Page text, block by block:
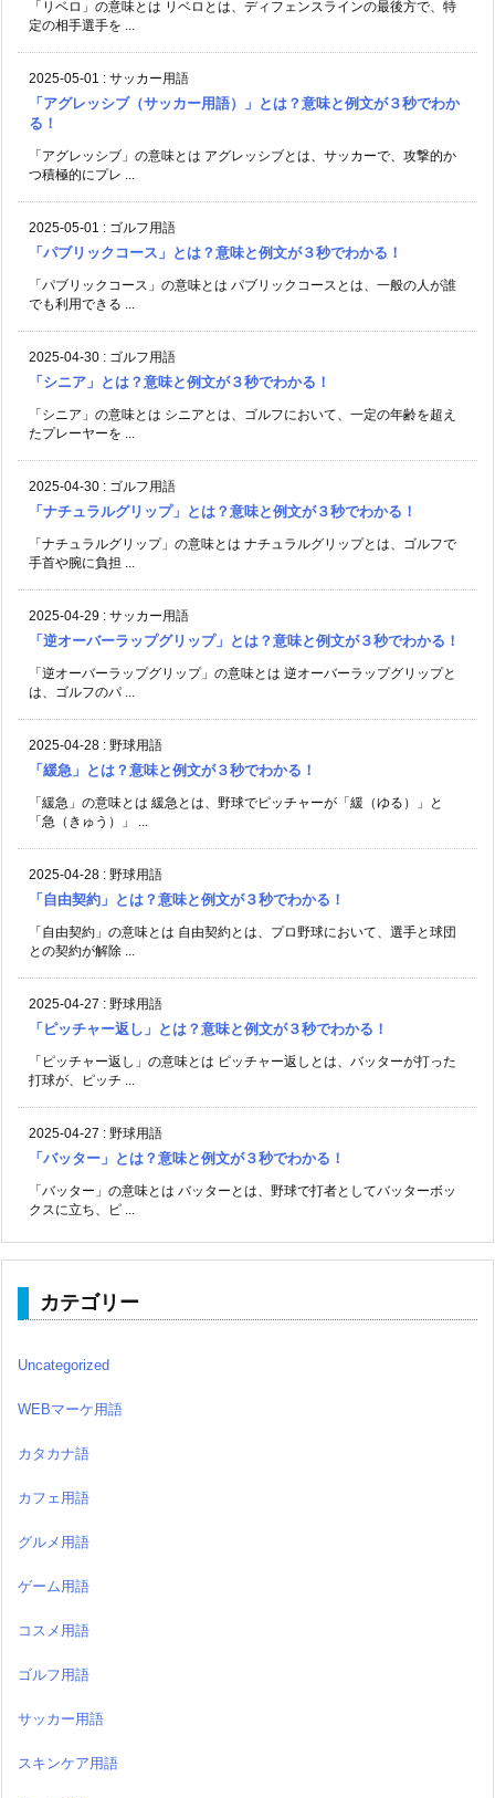
「リベロ」の意味とは リベロとは、ディフェンスラインの最後方で、特
定の相手選手を ...
2025-05-01 : サッカー用語
「アグレッシブ（サッカー用語）」とは？意味と例文が３秒でわか
る！
「アグレッシブ」の意味とは アグレッシブとは、サッカーで、攻撃的か
つ積極的にプレ ...
2025-05-01 : ゴルフ用語
「パブリックコース」とは？意味と例文が３秒でわかる！
「パブリックコース」の意味とは パブリックコースとは、一般の人が誰
でも利用できる ...
2025-04-30 : ゴルフ用語
「シニア」とは？意味と例文が３秒でわかる！
「シニア」の意味とは シニアとは、ゴルフにおいて、一定の年齢を超え
たプレーヤーを ...
2025-04-30 : ゴルフ用語
「ナチュラルグリップ」とは？意味と例文が３秒でわかる！
「ナチュラルグリップ」の意味とは ナチュラルグリップとは、ゴルフで
手首や腕に負担 ...
2025-04-29 : サッカー用語
「逆オーバーラップグリップ」とは？意味と例文が３秒でわかる！
「逆オーバーラップグリップ」の意味とは 逆オーバーラップグリップと
は、ゴルフのパ ...
2025-04-28 : 野球用語
「緩急」とは？意味と例文が３秒でわかる！
「緩急」の意味とは 緩急とは、野球でピッチャーが「緩（ゆる）」と
「急（きゅう）」 ...
2025-04-28 : 野球用語
「自由契約」とは？意味と例文が３秒でわかる！
「自由契約」の意味とは 自由契約とは、プロ野球において、選手と球団
との契約が解除 ...
2025-04-27 : 野球用語
「ピッチャー返し」とは？意味と例文が３秒でわかる！
「ピッチャー返し」の意味とは ピッチャー返しとは、バッターが打った
打球が、ピッチ ...
2025-04-27 : 野球用語
「バッター」とは？意味と例文が３秒でわかる！
「バッター」の意味とは バッターとは、野球で打者としてバッターボッ
クスに立ち、ピ ...
カテゴリー
Uncategorized
WEBマーケ用語
カタカナ語
カフェ用語
グルメ用語
ゲーム用語
コスメ用語
ゴルフ用語
サッカー用語
スキンケア用語